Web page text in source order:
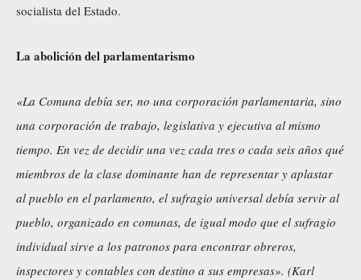
socialista del Estado.
La abolición del parlamentarismo
«La Comuna debía ser, no una corporación parlamentaria, sino
una corporación de trabajo, legislativa y ejecutiva al mismo
tiempo. En vez de decidir una vez cada tres o cada seis años qué
miembros de la clase dominante han de representar y aplastar
al pueblo en el parlamento, el sufragio universal debía servir al
pueblo, organizado en comunas, de igual modo que el sufragio
individual sirve a los patronos para encontrar obreros,
inspectores y contables con destino a sus empresas». (Karl